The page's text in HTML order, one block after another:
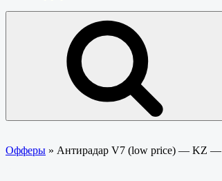
Офферы » Антирадар V7 (low price) — KZ